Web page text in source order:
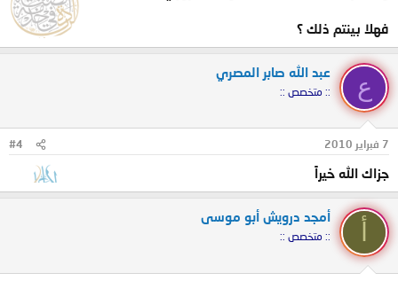
فهلا بينتم ذلك ؟
ع
عبد الله صابر المصري
:: متخصص ::
7 فبراير 2010 #4
جزاك الله خيراً
أمجد درويش أبو موسى
:: متخصص ::